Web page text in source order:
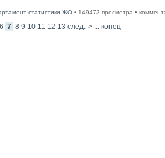
статистики ЖО • 149473 просмотра •
6 7 8 9 10 11 12 13 след.-> ... конец